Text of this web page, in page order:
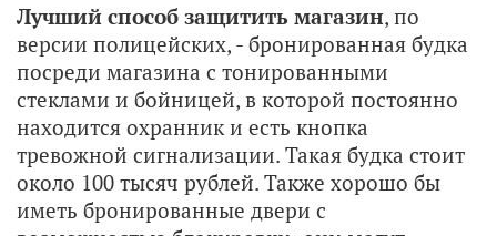
Лучший способ защитить магазин, по
версии полицейских, - бронированная будка
посреди магазина с тонированными
стеклами и бойницей, в которой постоянно
находится охранник и есть кнопка
тревожной сигнализации. Такая будка стоит
около 100 тысяч рублей. Также хорошо бы
иметь бронированные двери с